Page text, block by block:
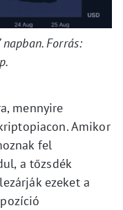
Forrás:
mennyire
Amikor
fel
a tőzsdék
ezeket a